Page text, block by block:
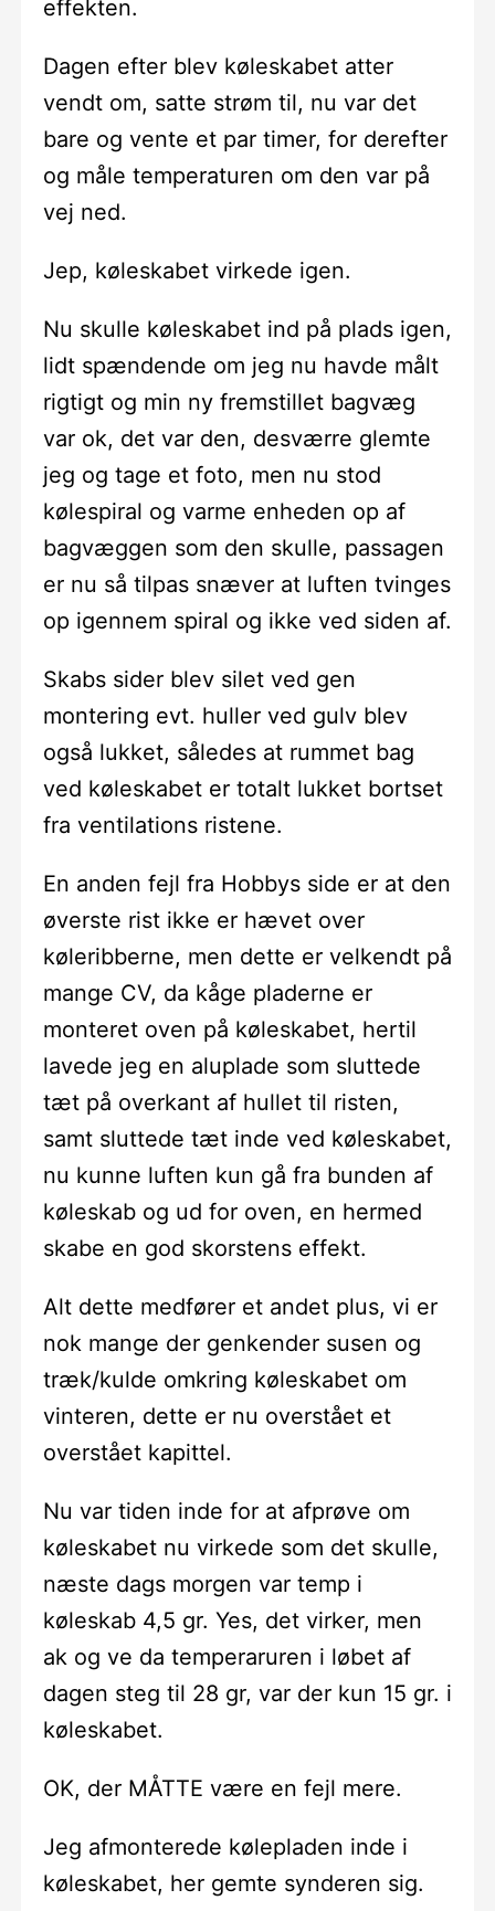
effekten.
Dagen efter blev køleskabet atter
vendt om, satte strøm til, nu var det
bare og vente et par timer, for derefter
og måle temperaturen om den var på
vej ned.
Jep, køleskabet virkede igen.
Nu skulle køleskabet ind på plads igen,
lidt spændende om jeg nu havde målt
rigtigt og min ny fremstillet bagvæg
var ok, det var den, desværre glemte
jeg og tage et foto, men nu stod
kølespiral og varme enheden op af
bagvæggen som den skulle, passagen
er nu så tilpas snæver at luften tvinges
op igennem spiral og ikke ved siden af.
Skabs sider blev silet ved gen
montering evt. huller ved gulv blev
også lukket, således at rummet bag
ved køleskabet er totalt lukket bortset
fra ventilations ristene.
En anden fejl fra Hobbys side er at den
øverste rist ikke er hævet over
køleribberne, men dette er velkendt på
mange CV, da kåge pladerne er
monteret oven på køleskabet, hertil
lavede jeg en aluplade som sluttede
tæt på overkant af hullet til risten,
samt sluttede tæt inde ved køleskabet,
nu kunne luften kun gå fra bunden af
køleskab og ud for oven, en hermed
skabe en god skorstens effekt.
Alt dette medfører et andet plus, vi er
nok mange der genkender susen og
træk/kulde omkring køleskabet om
vinteren, dette er nu overstået et
overstået kapittel.
Nu var tiden inde for at afprøve om
køleskabet nu virkede som det skulle,
næste dags morgen var temp i
køleskab 4,5 gr. Yes, det virker, men
ak og ve da temperaruren i løbet af
dagen steg til 28 gr, var der kun 15 gr. i
køleskabet.
OK, der MÅTTE være en fejl mere.
Jeg afmonterede kølepladen inde i
køleskabet, her gemte synderen sig.